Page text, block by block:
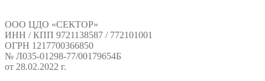
ООО ЦДО «СЕКТОР»
ИНН / КПП 9721138587 / 772101001
ОГРН 1217700366850
№ Л035-01298-77/00179654Б
от 28.02.2022 г.